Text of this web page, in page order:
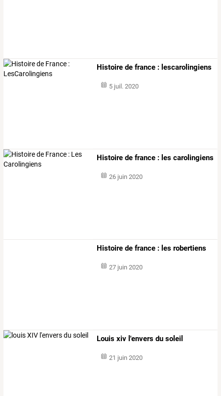
Histoire de france : lescarolingiens
5 juil. 2020
Histoire de france : les carolingiens
26 juin 2020
Histoire de france : les robertiens
27 juin 2020
Louis xiv l'envers du soleil
21 juin 2020